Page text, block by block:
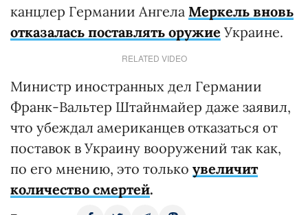
канцлер Германии Ангела Меркель вновь
отказалась поставлять оружие Украине.
RELATED VIDEO
Министр иностранных дел Германии
Франк-Вальтер Штайнмайер даже заявил,
что убеждал американцев отказаться от
поставок в Украину вооружений так как,
по его мнению, это только увеличит
количество смертей.